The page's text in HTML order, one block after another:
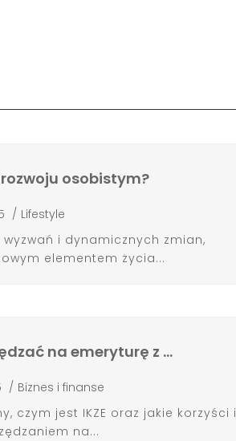
osobistym?
/ Lifestyle
wyzwań i dynamicznych zmian,
elementem życia...
na emeryturę z …
/ Biznes i finanse
czym jest IKZE oraz jakie korzyści i
na...